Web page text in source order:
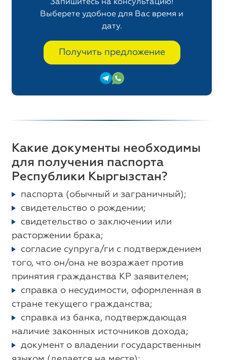
Запишитесь на консультацию!
Выберете удобное для Вас время и
дату.
Получить предложение
Какие документы необходимы
для получения паспорта
Республики Кыргызстан?
паспорта (обычный и заграничный);
свидетельство о рождении;
свидетельство о заключении или
расторжении брака;
согласие супруга/ги с подтверждением
того, что он/она не возражает против
принятия гражданства КР заявителем;
справка о несудимости, оформленная в
стране текущего гражданства;
справка из банка, подтверждающая
наличие законных источников дохода;
документ о владении государственным